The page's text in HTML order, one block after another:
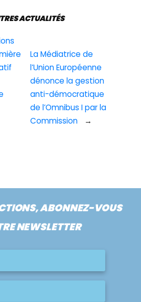
ACTUALITÉS
La Médiatrice de
l’Union Européenne
dénonce la gestion
anti-démocratique
de l’Omnibus I par la
Commission
→
ABONNEZ-VOUS
NEWSLETTER